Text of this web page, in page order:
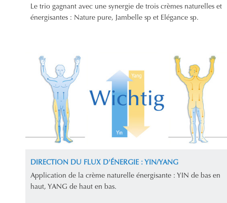
Le trio gagnant avec une synergie de trois crèmes naturelles et
énergisantes : Nature pure, Jambelle sp et Elégance sp.
DIRECTION DU FLUX D'ÉNERGIE : YIN/YANG
Application de la crème naturelle énergisante : YIN de bas en
haut, YANG de haut en bas.